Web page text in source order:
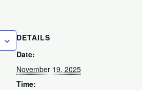
DETAILS
Date:
November 19, 2025
Time: